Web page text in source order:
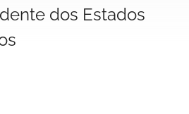
dos Estados